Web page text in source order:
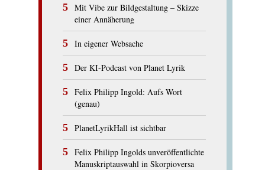
Mit Vibe zur Bildgestaltung – Skizze
einer Annäherung
In eigener Websache
Der KI-Podcast von Planet Lyrik
Felix Philipp Ingold: Aufs Wort
(genau)
PlanetLyrikHall ist sichtbar
Felix Philipp Ingolds unveröffentlichte
Manuskriptauswahl in Skorpioversa